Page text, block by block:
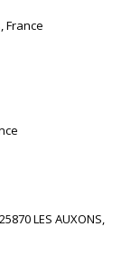
France
LES AUXONS,